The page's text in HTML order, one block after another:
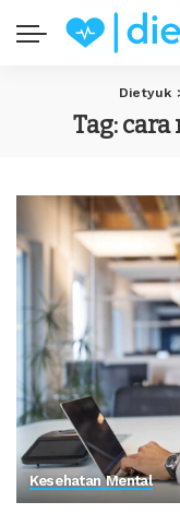
Dietyuk
Tag:cara
Kesehatan Mental